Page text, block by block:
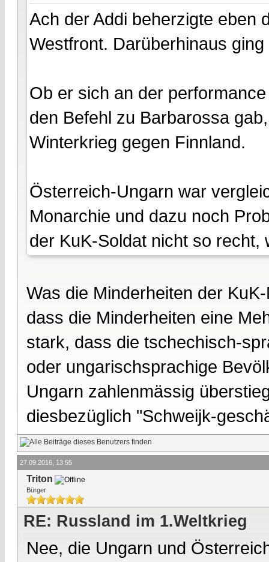
Ach der Addi beherzigte eben
Westfront. Darüberhinaus
Ob er sich an der
den Befehl zu Barbarossa
Winterkrieg gegen Finnland.
Österreich-Ungarn war
Monarchie und dazu noch
der KuK-Soldat nicht so recht,
Was die Minderheiten der
dass die Minderheiten eine
stark, dass die tschechisch-
oder ungarischsprachige
Ungarn zahlenmässig
diesbezüglich "Schweijk-
27.09.2016, 13:55
Triton
Bürger
RE: Russland im 1.Weltkrieg
Nee, die Ungarn und